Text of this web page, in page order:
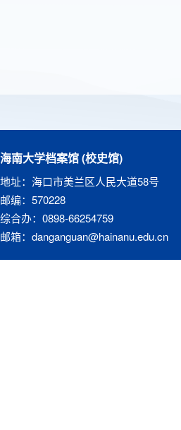
海南大学档案馆 (校史馆)
地址：海口市美兰区人民大道58号
邮编：570228
综合办：0898-66254759
邮箱：danganguan@hainanu.edu.cn